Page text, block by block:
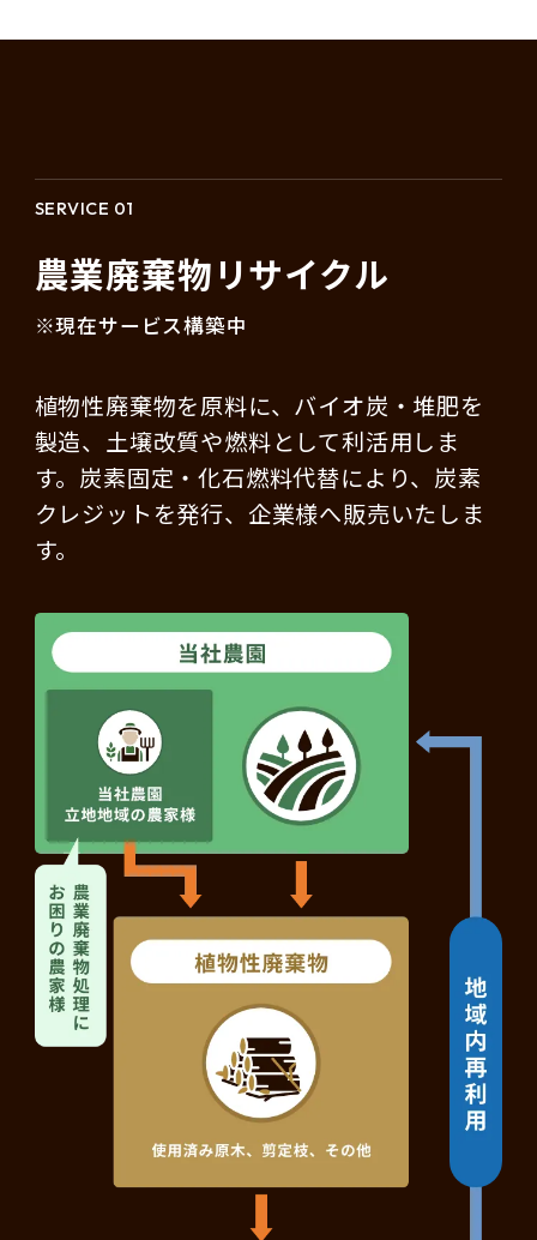
SERVICE 01
農業廃棄物リサイクル
※現在サービス構築中
植物性廃棄物を原料に、バイオ炭・堆肥を
製造、土壌改質や燃料として利活用しま
す。炭素固定・化石燃料代替により、炭素
クレジットを発行、企業様へ販売いたしま
す。